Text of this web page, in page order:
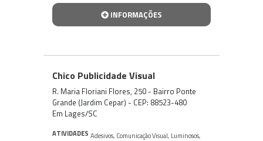
INFORMAÇÕES
Chico Publicidade Visual
R. Maria Floriani Flores, 250 - Bairro Ponte
Grande (Jardim Cepar) - CEP: 88523-480
Em Lages/SC
ATIVIDADES Adesivos, Comunicação Visual, Luminosos,